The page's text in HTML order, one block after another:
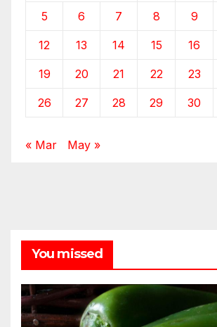
5 6 7 8 9
12 13 14 15 16
19 20 21 22 23
26 27 28 29 30
« Mar May »
You missed